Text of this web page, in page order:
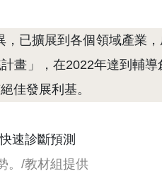
已擴展到各個領域產業
畫」，在2022年達到輔
佳發展利基。
。/教材組提供